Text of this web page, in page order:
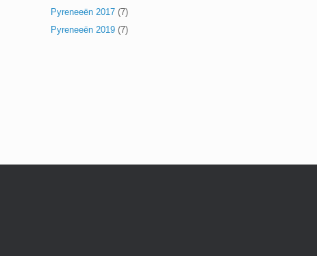
Pyreneeën 2017 (7)
Pyreneeën 2019 (7)